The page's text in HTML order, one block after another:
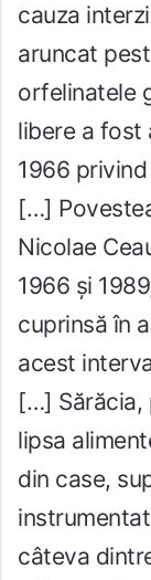
cauza
aruncat
orfelinatele
libere a fost
1966
[…]
Nicolae
1966 și
cuprinsă în
acest
[…] Sărăcia,
lipsa
din case,
câteva